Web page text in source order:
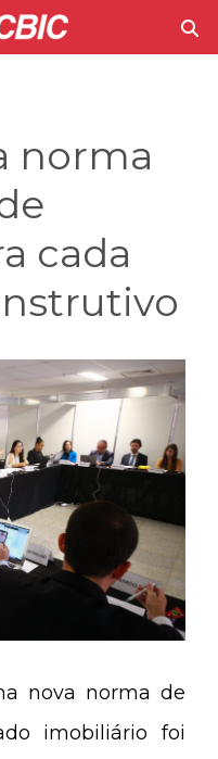
norma
cada
nova norma de
imobiliário foi